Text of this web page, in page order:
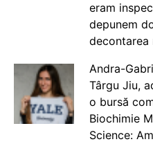
eram
depunem
decontarea
Andra-
Târgu Jiu,
o bursă
Biochimie
Science: